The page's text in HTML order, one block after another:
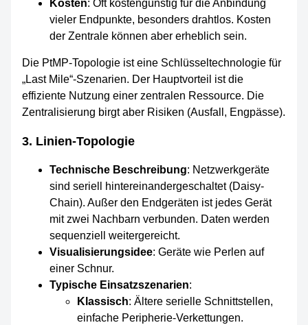
Kosten: Oft kostengünstig für die Anbindung
vieler Endpunkte, besonders drahtlos. Kosten
der Zentrale können aber erheblich sein.
Die PtMP-Topologie ist eine Schlüsseltechnologie für
„Last Mile“-Szenarien. Der Hauptvorteil ist die
effiziente Nutzung einer zentralen Ressource. Die
Zentralisierung birgt aber Risiken (Ausfall, Engpässe).
3. Linien-Topologie
Technische Beschreibung: Netzwerkgeräte
sind seriell hintereinandergeschaltet (Daisy-
Chain). Außer den Endgeräten ist jedes Gerät
mit zwei Nachbarn verbunden. Daten werden
sequenziell weitergereicht.
Visualisierungsidee: Geräte wie Perlen auf
einer Schnur.
Typische Einsatzszenarien:
Klassisch: Ältere serielle Schnittstellen,
einfache Peripherie-Verkettungen.